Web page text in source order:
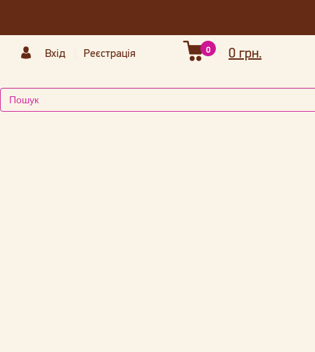
Вхід Реєстрація 0 грн.
0